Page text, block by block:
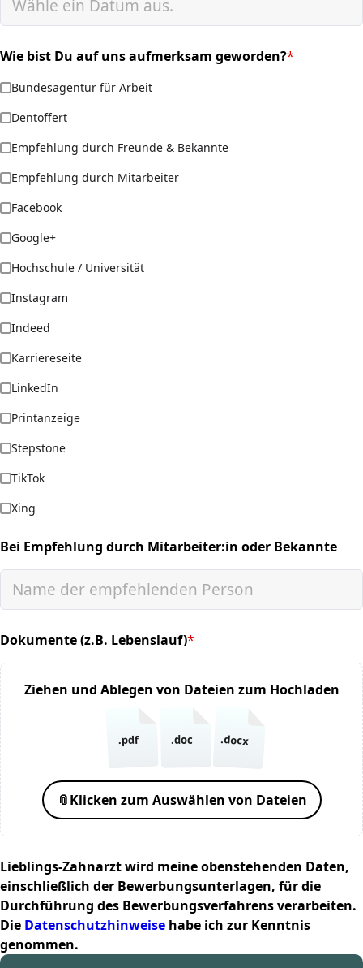
Wie bist Du auf uns aufmerksam geworden?*
(required)
Bundesagentur für Arbeit
Dentoffert
Empfehlung durch Freunde & Bekannte
Empfehlung durch Mitarbeiter
Facebook
Google+
Hochschule / Universität
Instagram
Indeed
Karriereseite
LinkedIn
Printanzeige
Stepstone
TikTok
Xing
Bei Empfehlung durch Mitarbeiter:in oder Bekannte
Dokumente (z.B. Lebenslauf)*
(required)
Ziehen und Ablegen von Dateien zum Hochladen
.pdf .doc .docx
📎Klicken zum Auswählen von Dateien
Lieblings-Zahnarzt wird meine obenstehenden Daten,
einschließlich der Bewerbungsunterlagen, für die
Durchführung des Bewerbungsverfahrens verarbeiten.
Die Datenschutzhinweise habe ich zur Kenntnis
genommen.